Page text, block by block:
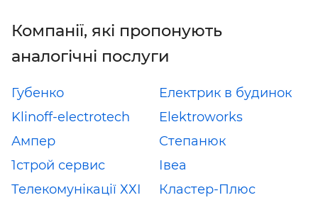
Компанії, які пропонують
аналогічні послуги
Губенко
Електрик в будинок
Klinoff-electrotech
Elektroworks
Ампер
Степанюк
1строй сервис
Івеа
Телекомунікації ХХІ
Кластер-Плюс